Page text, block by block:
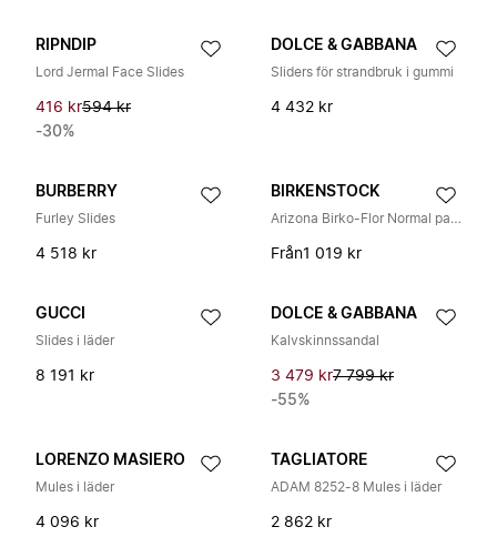
RIPNDIP
Lord Jermal Face Slides
416 kr594 kr
-30%
DOLCE & GABBANA
Sliders för strandbruk i gummi
4 432 kr
BURBERRY
Furley Slides
4 518 kr
BIRKENSTOCK
Arizona Birko-Flor Normal passform
Från1 019 kr
GUCCI
Slides i läder
8 191 kr
DOLCE & GABBANA
Kalvskinnssandal
3 479 kr7 799 kr
-55%
LORENZO MASIERO
Mules i läder
4 096 kr
TAGLIATORE
ADAM 8252-8 Mules i läder
2 862 kr